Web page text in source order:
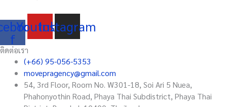
f
Youtube
Instagram
ติดต่อเรา
(+66) 95-056-5353
movepragency@gmail.com
54, 3rd Floor, Room No. W301-18, Soi Ari 5 Nuea,
Phahonyothin Road, Phaya Thai Subdistrict, Phaya Thai